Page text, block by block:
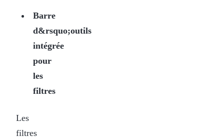
Barre
d&rsquo;outils
intégrée
pour
les
filtres
Les
filtres